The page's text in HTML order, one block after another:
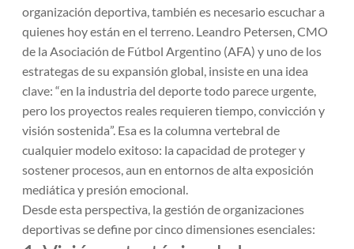
organización deportiva, también es necesario escuchar a
quienes hoy están en el terreno. Leandro Petersen, CMO
de la Asociación de Fútbol Argentino (AFA) y uno de los
estrategas de su expansión global, insiste en una idea
clave: “en la industria del deporte todo parece urgente,
pero los proyectos reales requieren tiempo, convicción y
visión sostenida”. Esa es la columna vertebral de
cualquier modelo exitoso: la capacidad de proteger y
sostener procesos, aun en entornos de alta exposición
mediática y presión emocional.
Desde esta perspectiva, la gestión de organizaciones
deportivas se define por cinco dimensiones esenciales: